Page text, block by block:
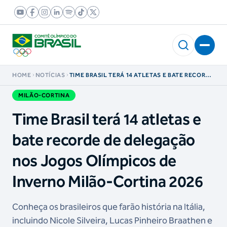
HOME NOTÍCIAS
TIME BRASIL TERÁ 14 ATLETAS E BATE RECORDE
INVERNO MILÃO-CORTINA 2026
MILÃO-CORTINA
Time Brasil terá 14 atletas e
bate recorde de delegação
nos Jogos Olímpicos de
Inverno Milão-Cortina 2026
Conheça os brasileiros que farão história na Itália,
incluindo Nicole Silveira, Lucas Pinheiro Braathen e